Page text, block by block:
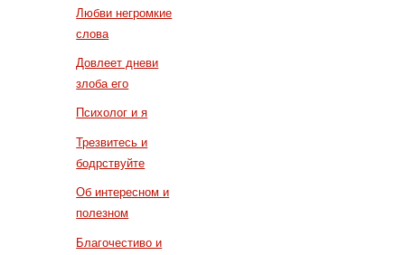
Любви негромкие
слова
Довлеет дневи
злоба его
Психолог и я
Трезвитесь и
бодрствуйте
Об интересном и
полезном
Благочестиво и